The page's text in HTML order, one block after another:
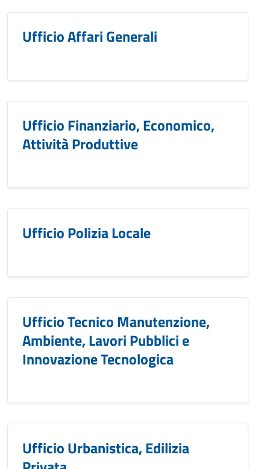
Ufficio Affari Generali
Ufficio Finanziario, Economico,
Attività Produttive
Ufficio Polizia Locale
Ufficio Tecnico Manutenzione,
Ambiente, Lavori Pubblici e
Innovazione Tecnologica
Ufficio Urbanistica, Edilizia